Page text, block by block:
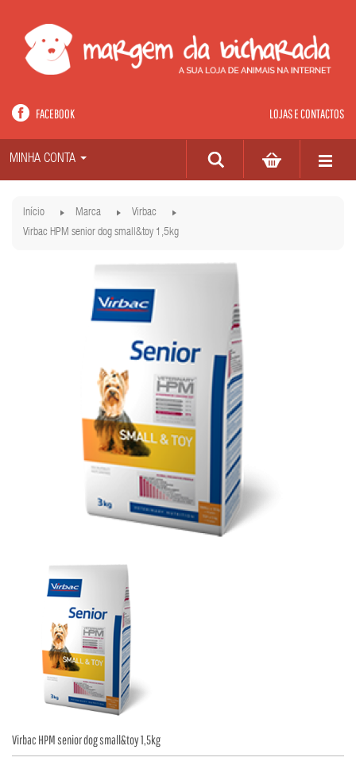
LOJAS E CONTACTOS
FACEBOOK
MINHA CONTA
Início Marca
Virbac
Virbac HPM senior dog small&toy 1,5kg
Virbac HPM senior dog small&toy 1,5kg